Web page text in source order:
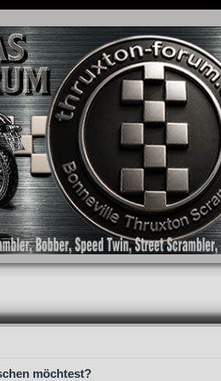
für die New Bonneville Baureihen ab BJ
möchtest?